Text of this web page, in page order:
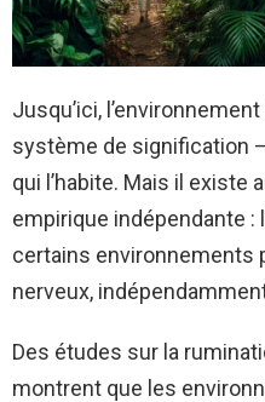
Jusqu’ici,
système de signification
qui l’habite. Mais il existe
empirique indépendante :
certains environnements
nerveux,
Des études sur la
montrent que les